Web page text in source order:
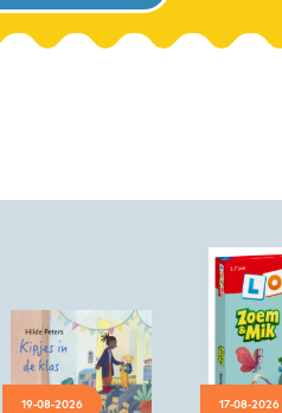
19-08-2026 17-08-2026